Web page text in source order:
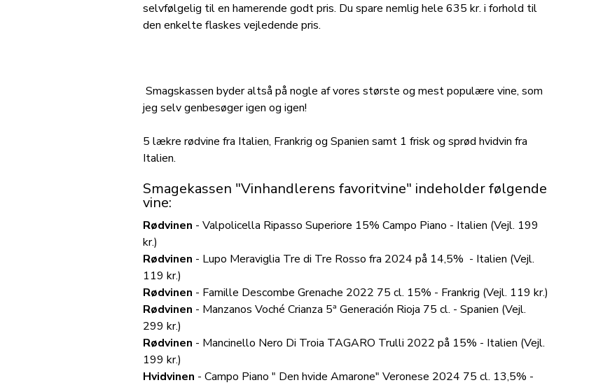
selvfølgelig til en hamerende godt pris. Du spare nemlig hele 635 kr. i forhold til
den enkelte flaskes vejledende pris.
Smagskassen byder altså på nogle af vores største og mest populære vine, som
jeg selv genbesøger igen og igen!
5 lækre rødvine fra Italien, Frankrig og Spanien samt 1 frisk og sprød hvidvin fra
Italien.
Smagekassen "Vinhandlerens favoritvine" indeholder følgende
vine:
Rødvinen - Valpolicella Ripasso Superiore 15% Campo Piano - Italien (Vejl. 199
kr.)
Rødvinen - Lupo Meraviglia Tre di Tre Rosso fra 2024 på 14,5% - Italien (Vejl.
119 kr.)
Rødvinen - Famille Descombe Grenache 2022 75 cl. 15% - Frankrig (Vejl. 119 kr.)
Rødvinen - Manzanos Voché Crianza 5ª Generación Rioja 75 cl. - Spanien (Vejl.
299 kr.)
Rødvinen - Mancinello Nero Di Troia TAGARO Trulli 2022 på 15% - Italien (Vejl.
199 kr.)
Hvidvinen - Campo Piano " Den hvide Amarone" Veronese 2024 75 cl. 13,5% -